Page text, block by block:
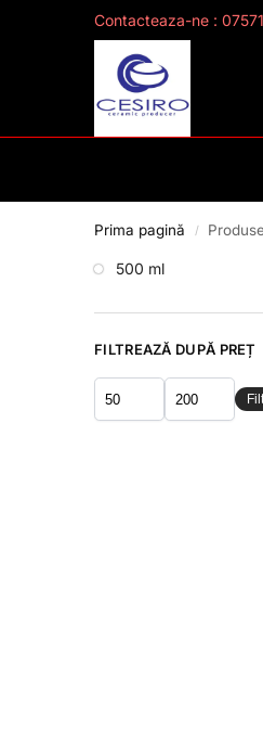
Contacteaza-ne :
Search
Prima pagină /
500 ml
FILTREAZĂ DUPĂ PREȚ